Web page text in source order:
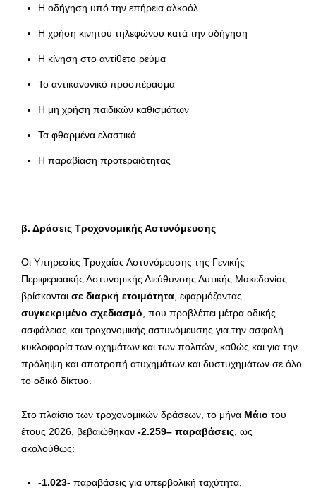
Η οδήγηση υπό την επήρεια αλκοόλ
Η χρήση κινητού τηλεφώνου κατά την οδήγηση
Η κίνηση στο αντίθετο ρεύμα
Το αντικανονικό προσπέρασμα
Η μη χρήση παιδικών καθισμάτων
Τα φθαρμένα ελαστικά
Η παραβίαση προτεραιότητας
β. Δράσεις Τροχονομικής Αστυνόμευσης
Οι Υπηρεσίες Τροχαίας Αστυνόμευσης της Γενικής
Περιφερειακής Αστυνομικής Διεύθυνσης Δυτικής Μακεδονίας
βρίσκονται σε διαρκή ετοιμότητα, εφαρμόζοντας
συγκεκριμένο σχεδιασμό, που προβλέπει μέτρα οδικής
ασφάλειας και τροχονομικής αστυνόμευσης για την ασφαλή
κυκλοφορία των οχημάτων και των πολιτών, καθώς και για την
πρόληψη και αποτροπή ατυχημάτων και δυστυχημάτων σε όλο
το οδικό δίκτυο.
Στο πλαίσιο των τροχονομικών δράσεων, το μήνα Μάιο του
έτους 2026, βεβαιώθηκαν -2.259– παραβάσεις, ως
ακολούθως:
-1.023- παραβάσεις για υπερβολική ταχύτητα,